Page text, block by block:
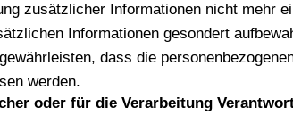
zusätzlicher Informationen nicht mehr
Informationen gesondert
dass die
werden.
oder für die Verarbeitung